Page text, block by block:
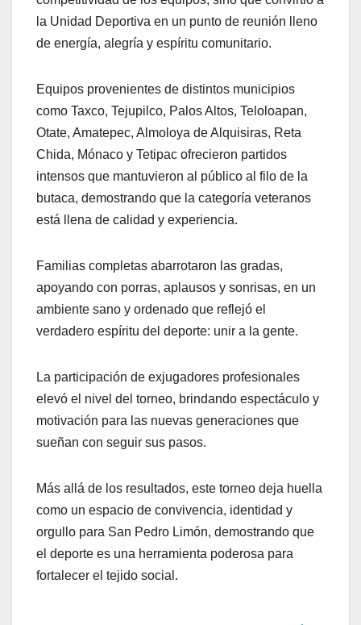
la Unidad Deportiva en un punto de reunión lleno
de energía, alegría y espíritu comunitario.
Equipos provenientes de distintos municipios
como Taxco, Tejupilco, Palos Altos, Teloloapan,
Otate, Amatepec, Almoloya de Alquisiras, Reta
Chida, Mónaco y Tetipac ofrecieron partidos
intensos que mantuvieron al público al filo de la
butaca, demostrando que la categoría veteranos
está llena de calidad y experiencia.
Familias completas abarrotaron las gradas,
apoyando con porras, aplausos y sonrisas, en un
ambiente sano y ordenado que reflejó el
verdadero espíritu del deporte: unir a la gente.
La participación de exjugadores profesionales
elevó el nivel del torneo, brindando espectáculo y
motivación para las nuevas generaciones que
sueñan con seguir sus pasos.
Más allá de los resultados, este torneo deja huella
como un espacio de convivencia, identidad y
orgullo para San Pedro Limón, demostrando que
el deporte es una herramienta poderosa para
fortalecer el tejido social.